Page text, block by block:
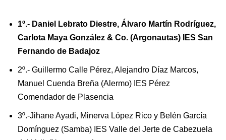
1º.- Daniel Lebrato Diestre, Álvaro Martín Rodríguez,
Carlota Maya González & Co. (Argonautas) IES San
Fernando de Badajoz
2º.- Guillermo Calle Pérez, Alejandro Díaz Marcos,
Manuel Cuenda Breña (Alermo) IES Pérez
Comendador de Plasencia
3º.-Jihane Ayadi, Minerva López Rico y Belén García
Domínguez (Samba) IES Valle del Jerte de Cabezuela